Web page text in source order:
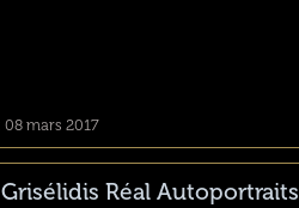
mars 2017
Réal Autoportraits